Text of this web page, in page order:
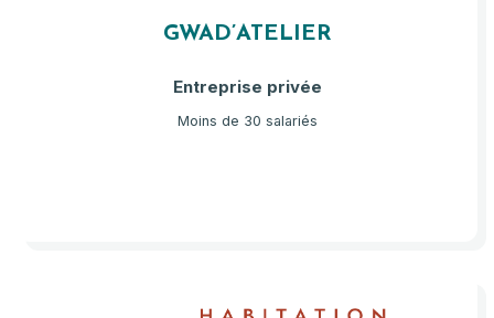
GWAD’ATELIER
Entreprise privée
Moins de 30 salariés